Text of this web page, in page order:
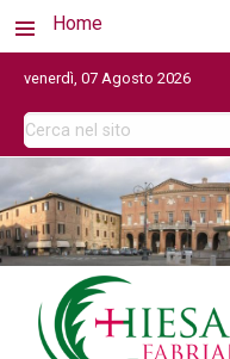
Home
venerdì, 07 Agosto 2026